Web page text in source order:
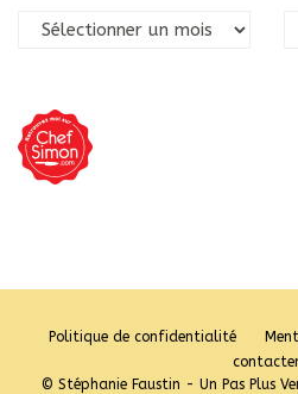
Archives
Politique de confidentialité
© Stéphanie Faustin - Un Pas Plus